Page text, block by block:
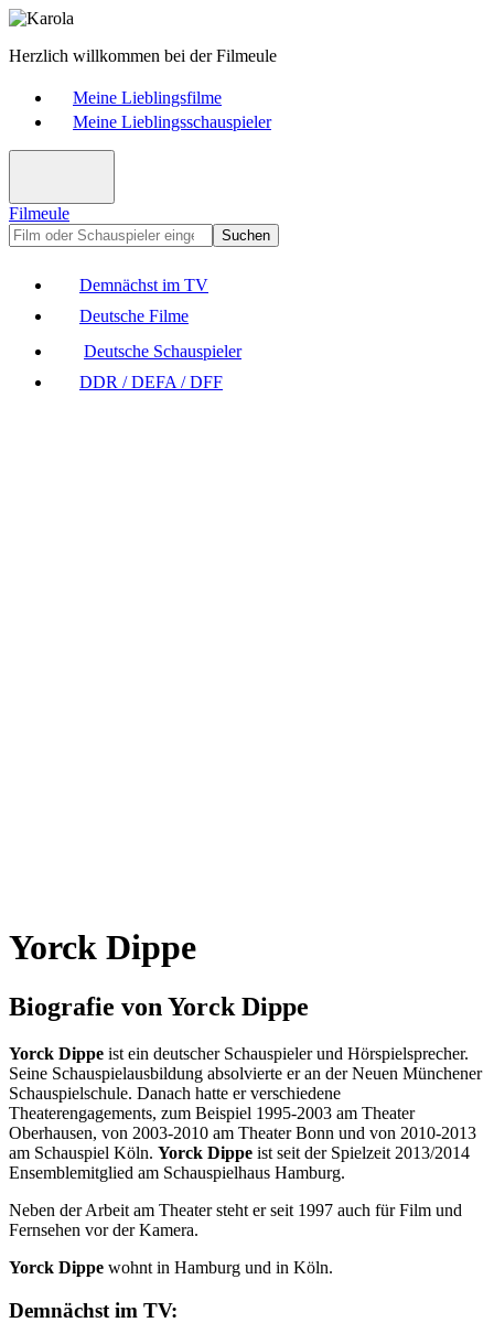
Herzlich willkommen bei der Filmeule
Meine Lieblingsfilme
Meine Lieblingsschauspieler
Filmeule
Suchen
Demnächst im TV
Deutsche Filme
Deutsche Schauspieler
DDR / DEFA / DFF
Yorck Dippe
Biografie von Yorck Dippe
Yorck Dippe ist ein deutscher Schauspieler und Hörspielsprecher.
Seine Schauspielausbildung absolvierte er an der Neuen Münchener
Schauspielschule. Danach hatte er verschiedene
Theaterengagements, zum Beispiel 1995-2003 am Theater
Oberhausen, von 2003-2010 am Theater Bonn und von 2010-2013
am Schauspiel Köln. Yorck Dippe ist seit der Spielzeit 2013/2014
Ensemblemitglied am Schauspielhaus Hamburg.
Neben der Arbeit am Theater steht er seit 1997 auch für Film und
Fernsehen vor der Kamera.
Yorck Dippe wohnt in Hamburg und in Köln.
Demnächst im TV: